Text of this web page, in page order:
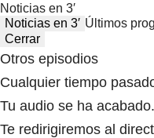
Noticias en 3′
Noticias en 3′ Últimos
Cerrar
Otros episodios
Cualquier tiempo
Tu audio se ha acabado.
Te redirigiremos al